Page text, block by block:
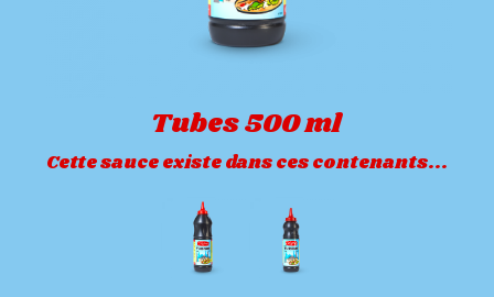
Tubes 500 ml
Cette sauce existe dans ces contenants...